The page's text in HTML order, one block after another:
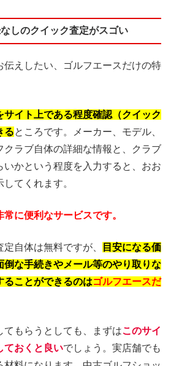
しのクイック査定がスゴい
伝えしたい、ゴルフエースだけの特
サイト上である程度確認（クイック
るところです。メーカー、モデル、
クラブ自体の詳細な情報と、クラブ
いかという程度を入力すると、おお
てくれます。
に便利なサービスです。
自体は無料ですが、
目安になる価
倒な手続きやメール等のやり取りな
ることができるのはゴルフエースだ
てもらうとしても、まずはこのサイ
ておくと良いでしょう。実店舗でも